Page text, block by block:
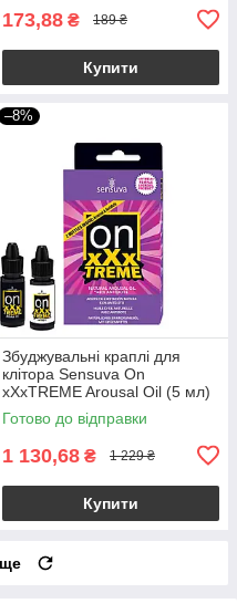
173,88 ₴ 189 ₴
Купити
–8%
Збуджувальні краплі для
клітора Sensuva On
xXxTREME Arousal Oil (5 мл)
with Antidote (5 мл) + антидот
Готово до відправки
1 130,68 ₴ 1 229 ₴
Купити